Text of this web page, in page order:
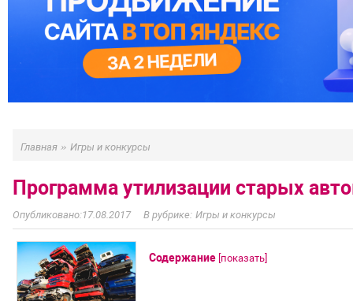
Главная » Игры и конкурсы
Программа утилизации старых
17.08.2017 Игры и конкурсы
Содержание [показать]